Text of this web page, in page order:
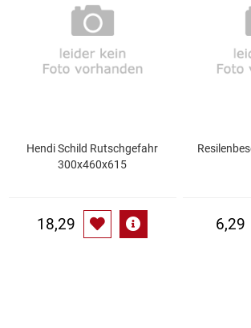
Zucker / Süßstoffe
Hendi Schild Rutschgefahr
300x460x615
18,29 6,29